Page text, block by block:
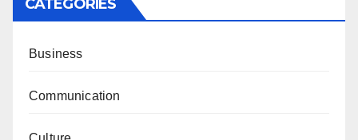
CATÉGORIES
Business
Communication